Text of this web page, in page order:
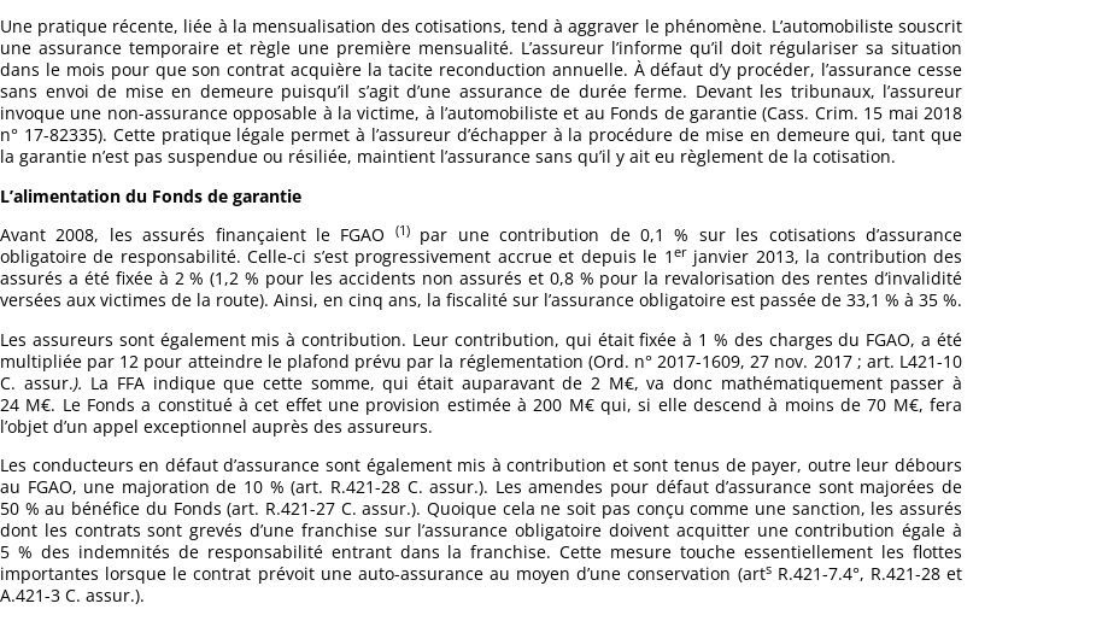
Une pratique récente, liée à la mensualisation des cotisations, tend à aggraver le phénomène. L’automobiliste souscrit
une assurance temporaire et règle une première mensualité. L’assureur l’informe qu’il doit régulariser sa situation
dans le mois pour que son contrat acquière la tacite reconduction annuelle. À défaut d’y procéder, l’assurance cesse
sans envoi de mise en demeure puisqu’il s’agit d’une assurance de durée ferme. Devant les tribunaux, l’assureur
invoque une non-assurance opposable à la victime, à l’automobiliste et au Fonds de garantie (Cass. Crim. 15 mai 2018
n° 17-82335). Cette pratique légale permet à l’assureur d’échapper à la procédure de mise en demeure qui, tant que
la garantie n’est pas suspendue ou résiliée, maintient l’assurance sans qu’il y ait eu règlement de la cotisation.
L’alimentation du Fonds de garantie
Avant 2008, les assurés finançaient le FGAO
(1)par une contribution de 0,1 % sur les cotisations d’assurance
obligatoire de responsabilité. Celle-ci s’est progressivement accrue et depuis le 1 erjanvier 2013, la contribution des
assurés a été fixée à 2 % (1,2 % pour les accidents non assurés et 0,8 % pour la revalorisation des rentes d’invalidité
versées aux victimes de la route). Ainsi, en cinq ans, la fiscalité sur l’assurance obligatoire est passée de 33,1 % à 35 %.
Les assureurs sont également mis à contribution. Leur contribution, qui était fixée à 1 % des charges du FGAO, a été
multipliée par 12 pour atteindre le plafond prévu par la réglementation (Ord. n° 2017-1609, 27 nov. 2017 ; art. L421-10
C. assur.). La FFA indique que cette somme, qui était auparavant de 2 M€, va donc mathématiquement passer à
24 M€. Le Fonds a constitué à cet effet une provision estimée à 200 M€ qui, si elle descend à moins de 70 M€, fera
l’objet d’un appel exceptionnel auprès des assureurs.
Les conducteurs en défaut d’assurance sont également mis à contribution et sont tenus de payer, outre leur débours
au FGAO, une majoration de 10 % (art. R.421-28 C. assur.). Les amendes pour défaut d’assurance sont majorées de
50 % au bénéfice du Fonds (art. R.421-27 C. assur.). Quoique cela ne soit pas conçu comme une sanction, les assurés
dont les contrats sont grevés d’une franchise sur l’assurance obligatoire doivent acquitter une contribution égale à
5 % des indemnités de responsabilité entrant dans la franchise. Cette mesure touche essentiellement les flottes
importantes lorsque le contrat prévoit une auto-assurance au moyen d’une conservation (artsR.421-7.4°, R.421-28 et
A.421-3 C. assur.).